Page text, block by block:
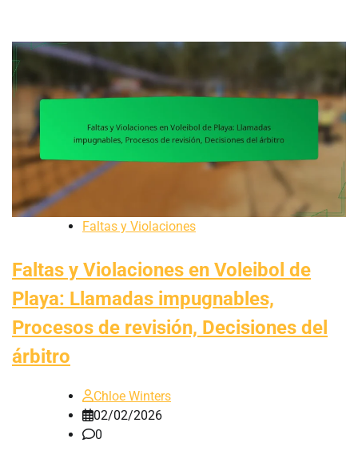
Faltas y Violaciones
Faltas y Violaciones en Voleibol de
Playa: Llamadas impugnables,
Procesos de revisión, Decisiones del
árbitro
Chloe Winters
02/02/2026
0